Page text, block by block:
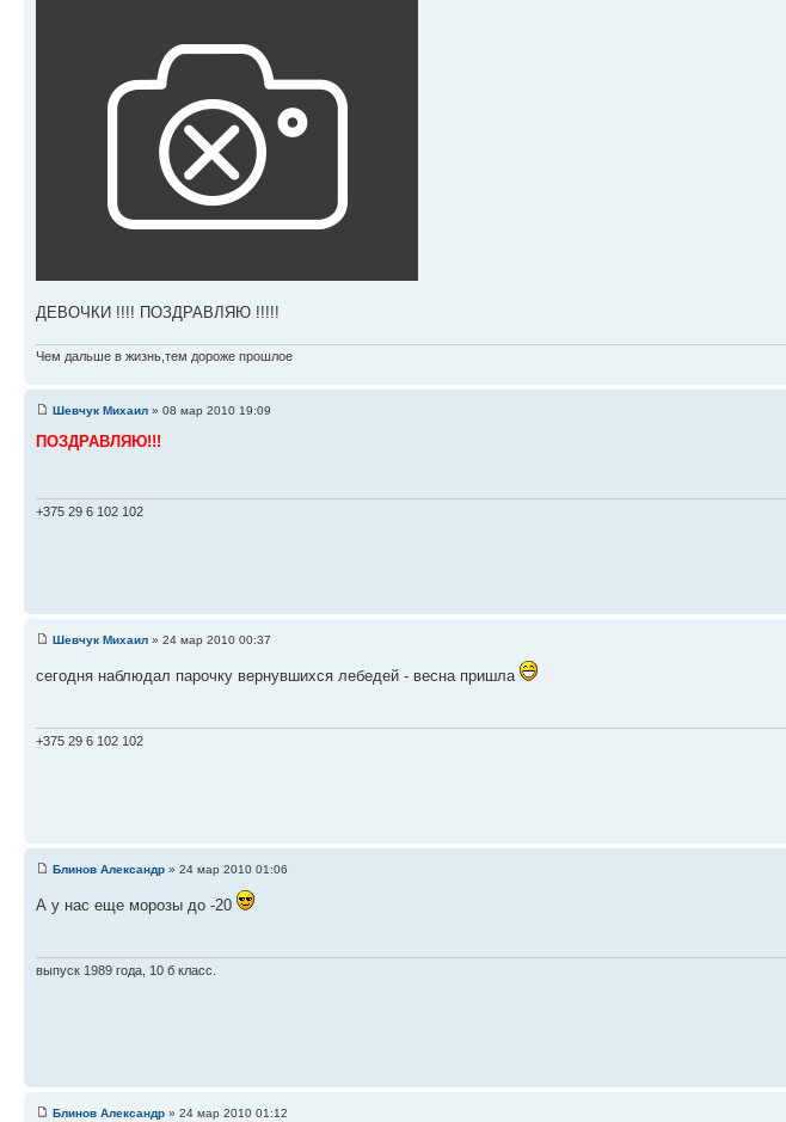
ДЕВОЧКИ !!!! ПОЗДРАВЛЯЮ !!!!!
Чем дальше в жизнь,тем дороже прошлое
Шевчук Михаил » 08 мар 2010 19:09
ПОЗДРАВЛЯЮ!!!
+375 29 6 102 102
Шевчук Михаил » 24 мар 2010 00:37
сегодня наблюдал парочку вернувшихся лебедей - весна пришла
+375 29 6 102 102
Блинов Александр » 24 мар 2010 01:06
А у нас еще морозы до -20
выпуск 1989 года, 10 б класс.
Блинов Александр » 24 мар 2010 01:12